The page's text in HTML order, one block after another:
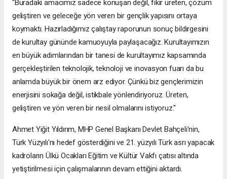
"Buradaki amacımız sadece konuşan değil, fikir üreten, çözüm
geliştiren ve geleceğe yön veren bir gençlik yapısını ortaya
koymaktı. Hazırladığımız çalıştay raporunun sonuç bildirgesini
de kurultay gününde kamuoyuyla paylaşacağız. Kurultayımızın
en büyük adımlarından bir tanesi de kurultayımız kapsamında
gerçekleştirilen teknolojik, teknoloji ve inovasyon fuarı da bu
anlamda büyük bir önem arz ediyor. Çünkü biz gençlerimizin
enerjisini sokağa değil, istikbale yönlendiriyoruz. Üreten,
geliştiren ve yön veren bir nesil olmalarını istiyoruz."
Ahmet Yiğit Yıldırım, MHP Genel Başkanı Devlet Bahçeli'nin,
Türk Yüzyılı'nı hedef gösterdiğini ve 21. yüzyılı Türk asrı yapacak
kadroların Ülkü Ocakları Eğitim ve Kültür Vakfı çatısı altında
yetiştirilmesi için çalışmalarının devam ettiğini aktardı.